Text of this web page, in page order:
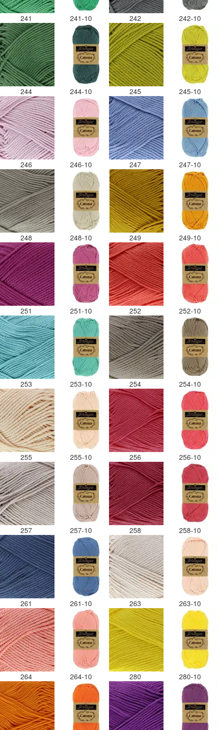
241 241-10 242 242-10
244 244-10 245 245-10
246 246-10 247 247-10
248 248-10 249 249-10
251 251-10 252 252-10
253 253-10 254 254-10
255 255-10 256 256-10
257 257-10 258 258-10
261 261-10 263 263-10
264 264-10 280 280-10